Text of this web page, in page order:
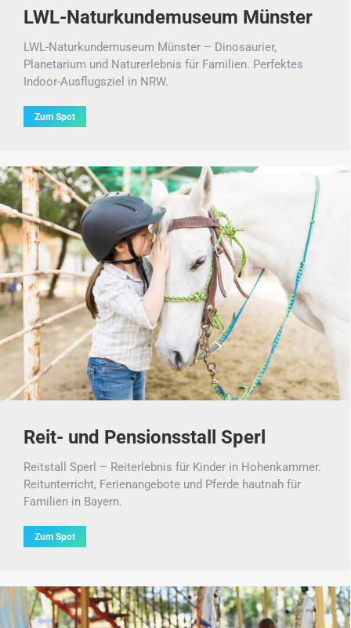
LWL-Naturkundemuseum Münster
LWL-Naturkundemuseum Münster – Dinosaurier,
Planetarium und Naturerlebnis für Familien. Perfektes
Indoor-Ausflugsziel in NRW.
Zum Spot
Reit- und Pensionsstall Sperl
Reitstall Sperl – Reiterlebnis für Kinder in Hohenkammer.
Reitunterricht, Ferienangebote und Pferde hautnah für
Familien in Bayern.
Zum Spot